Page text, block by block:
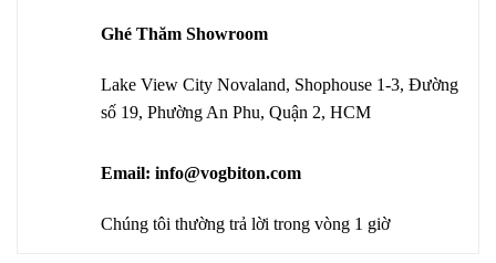
Ghé Thăm Showroom
Lake View City Novaland, Shophouse 1-3, Đường
số 19, Phường An Phu, Quận 2, HCM
Email: info@vogbiton.com
Chúng tôi thường trả lời trong vòng 1 giờ